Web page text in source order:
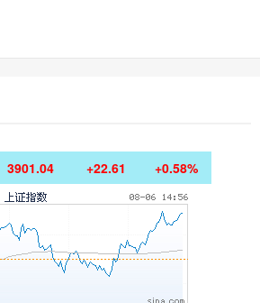
3901.04 +22.61 +0.58%